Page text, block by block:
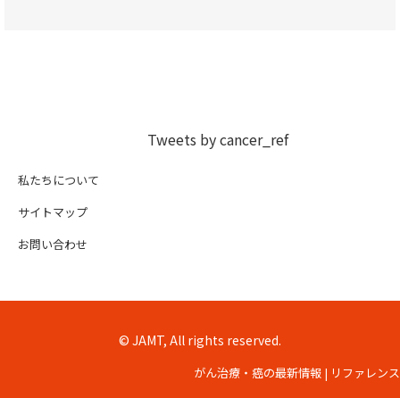
Tweets by cancer_ref
私たちについて
サイトマップ
お問い合わせ
© JAMT, All rights reserved.
がん治療・癌の最新情報 | リファレンス